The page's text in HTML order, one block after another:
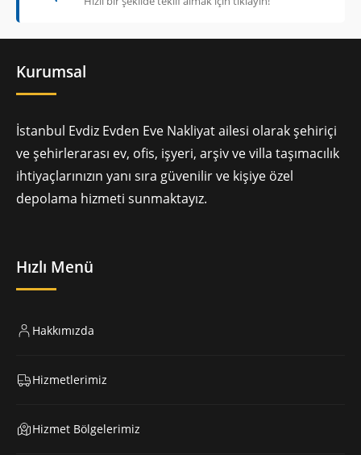
Kurumsal
İstanbul Evdiz Evden Eve Nakliyat ailesi olarak şehiriçi
ve şehirlerarası ev, ofis, işyeri, arşiv ve villa taşımacılık
ihtiyaçlarınızın yanı sıra güvenilir ve kişiye özel
depolama hizmeti sunmaktayız.
Hızlı Menü
Hakkımızda
Hizmetlerimiz
Hizmet Bölgelerimiz